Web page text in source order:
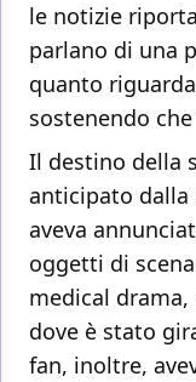
le notizie
parlano di una
quanto
sostenendo
Il destino della
anticipato dalla
aveva
oggetti di
medical
dove è stato
fan, inoltre,